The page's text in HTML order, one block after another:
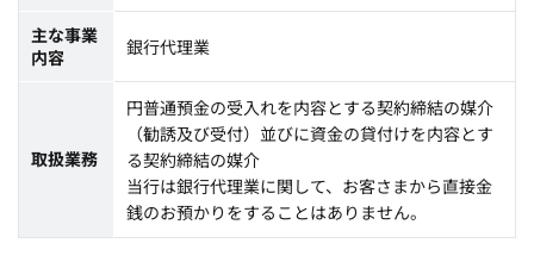
主な事業
内容
銀行代理業
取扱業務
円普通預金の受入れを内容とする契約締結の媒介
（勧誘及び受付）並びに資金の貸付けを内容とす
る契約締結の媒介
当行は銀行代理業に関して、お客さまから直接金
銭のお預かりをすることはありません。